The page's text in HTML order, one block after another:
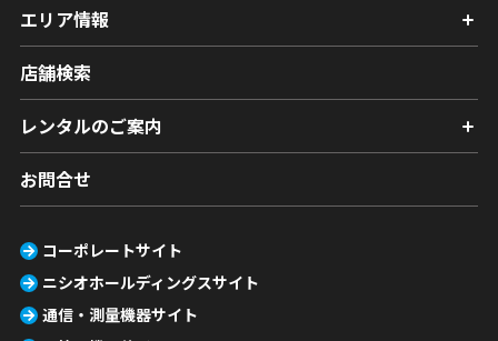
エリア情報
店舗検索
レンタルのご案内
お問合せ
コーポレートサイト
ニシオホールディングスサイト
通信・測量機器サイト